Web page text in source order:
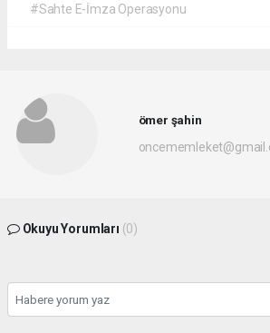
#Sahte E-İmza Operasyonu
ömer şahin
Okuyu Yorumları (0)